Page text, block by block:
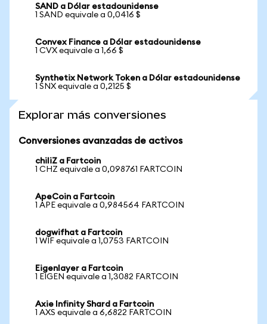
SAND a Dólar estadounidense
1 SAND equivale a 0,0416 $
Convex Finance a Dólar estadounidense
1 CVX equivale a 1,66 $
Synthetix Network Token a Dólar estadounidense
1 SNX equivale a 0,2125 $
Explorar más conversiones
Conversiones avanzadas de activos
chiliZ a Fartcoin
1 CHZ equivale a 0,098761 FARTCOIN
ApeCoin a Fartcoin
1 APE equivale a 0,984564 FARTCOIN
dogwifhat a Fartcoin
1 WIF equivale a 1,0753 FARTCOIN
Eigenlayer a Fartcoin
1 EIGEN equivale a 1,3082 FARTCOIN
Axie Infinity Shard a Fartcoin
1 AXS equivale a 6,6822 FARTCOIN